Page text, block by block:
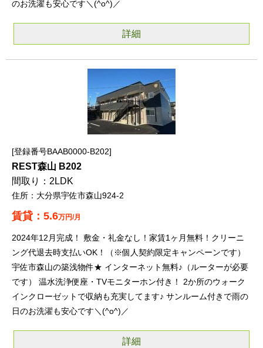
のお洗濯も安心です＼(^o^)／
詳細
登録番号BAAB0000-B202
REST森山 B202
2LDK
大分県宇佐市森山924-2
5.6万円/月
2024年12月完成！ 敷金・礼金なし！家賃1ヶ月無料！クリーニ
ング代退去時支払いOK！（※個人契約限定キャンペーンです）
宇佐市森山の築浅物件★ インターネット無料♪（ルーターが必要
です） 温水洗浄便座・TVモニターホン付き！ 2か所のウォーク
インクローゼットで収納も充実してます♪ サンルーム付きで雨の
日のお洗濯も安心です＼(^o^)／
詳細